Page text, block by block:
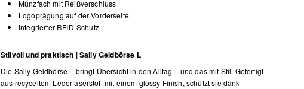
Münzfach mit Reißverschluss
Logoprägung auf der Vorderseite
integrierter RFID-Schutz
Stilvoll und praktisch | Sally Geldbörse L
Die Sally Geldbörse L bringt Übersicht in den Alltag – und das mit Stil. Gefertigt
aus recyceltem Lederfaserstoff mit einem glossy Finish, schützt sie dank